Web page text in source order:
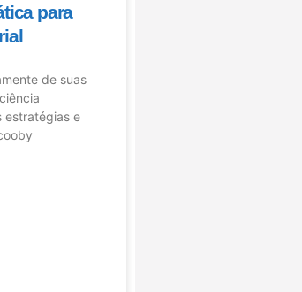
para
de suas
estratégias e